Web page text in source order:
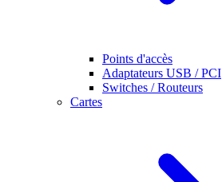
Points d'accès
Adaptateurs USB / PCI
Switches / Routeurs
Cartes